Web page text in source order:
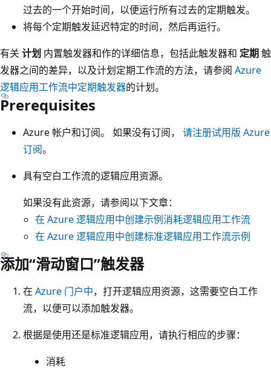
过去的一个开始时间，以便运行所有过去的定期触发。
将每个定期触发延迟特定的时间，然后再运行。
有关 计划 内置触发器和作的详细信息，包括此触发器和 定期触
发器之间的差异，以及计划定期工作流的方法，请参阅 Azure
逻辑应用工作流中定期触发器的计划。
Prerequisites
Azure 帐户和订阅。 如果没有订阅， 请注册试用版 Azure
订阅。
具有空白工作流的逻辑应用资源。
如果没有此资源，请参阅以下文章：
在 Azure 逻辑应用中创建示例消耗逻辑应用工作流
在 Azure 逻辑应用中创建标准逻辑应用工作流示例
添加“滑动窗口”触发器
在 Azure 门户中，打开逻辑应用资源，这需要空白工作
流，以便可以添加触发器。
根据是使用还是标准逻辑应用，请执行相应的步骤：
消耗